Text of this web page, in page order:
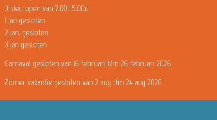
31 dec. open van 7.00-15.00u
1 jan gesloten
2 jan. gesloten
3 jan gesloten
Carnaval gesloten van 16 februari t/m 26 februari 2026
Zomer vakantie gesloten van 2 aug t/m 24 aug 2026